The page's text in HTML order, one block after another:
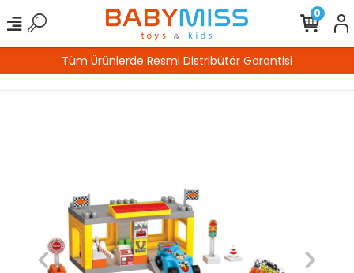
Garantisi %100 Güvenli
0